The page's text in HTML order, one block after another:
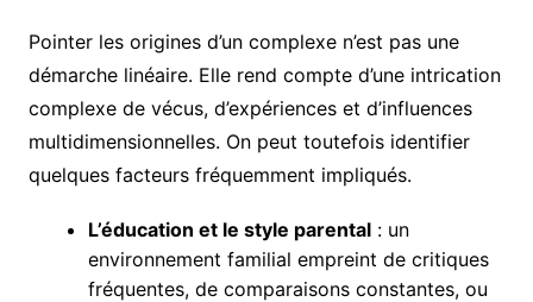
Pointer les origines d’un complexe n’est pas une
démarche linéaire. Elle rend compte d’une intrication
complexe de vécus, d’expériences et d’influences
multidimensionnelles. On peut toutefois identifier
quelques facteurs fréquemment impliqués.
L’éducation et le style parental: un
environnement familial empreint de critiques
fréquentes, de comparaisons constantes, ou